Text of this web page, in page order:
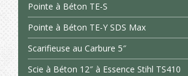
Pointe à Béton TE-S
Pointe à Béton TE-Y SDS Max
Scarifieuse au Carbure 5″
Scie à Béton 12″ à Essence Stihl TS410